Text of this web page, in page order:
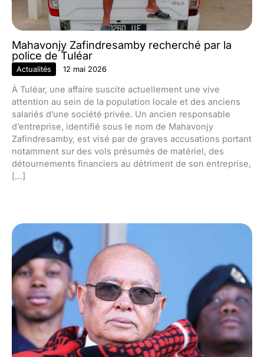
Mahavonjy Zafindresamby recherché par la
police de Tuléar
Actualités 12 mai 2026
À Tuléar, une affaire suscite actuellement une vive
attention au sein de la population locale et des anciens
salariés d’une société privée. Un ancien responsable
d’entreprise, identifié sous le nom de Mahavonjy
Zafindresamby, est visé par de graves accusations portant
notamment sur des vols présumés de matériel, des
détournements financiers au détriment de son entreprise,
[…]